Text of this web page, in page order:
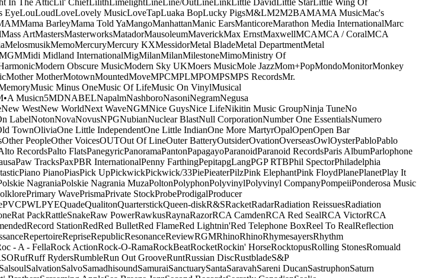
In The AtticLil' ChiefLilithLimelightLineLine/OutLineLinkLittle DavidLittle StarLittle Wing Of
EyeLouLoudLoveLovely MusicLoveTapLuaka BopLucky PigsM&LM2M2BAMAMA MusicMac's
Mama BarleyMama Told YaMangoManhattanManic EarsManticoreMarathon Media InternationalMarc
Mass ArtMastersMasterworksMatadorMausoleumMaverickMax ErnstMaxwellMCAMCA / CoralMCA
MelosmusikMemoMercuryMercury KXMessidorMetal BladeMetal DepartmentMetal
Midi Midland InternationalMigMilanMilanMilestoneMimoMinistry Of
Modern Obscure MusicModern Sky UKMoers MusicMole JazzMom+PopMondoMonitorMonkey
Mother MotherMotownMountedMoveMPCMPLMPOMPSMPS RecordsMr.
Music Minus OneMusic Of LifeMusic On VinylMusical
Musicn5MDNABELNapalmNashboroNasoniNegramNegusa
New WestNew WorldNext WaveNGMNice GuysNice LifeNikitin Music GroupNinja TuneNo
LabelNotonNovaNovusNPGNubianNuclear BlastNull CorporationNumber One EssentialsNumero
TownOliviaOne Little IndependentOne Little IndianOne More MartyrOpalOpenOpen Bar
Other PeopleOther VoicesOUTOut Of LineOuter BatteryOutsiderOvationOverseasOwlOysterPabloPablo
RecordsPalto FlatsPanegyricPanoramaPantonPapagayoParanoidParanoid RecordsParis AlbumParlophone
Paw TracksPaxPBR InternationalPenny FarthingPepitapgLangPGP RTBPhil SpectorPhiladelphia
Piano PianoPiasPick UpPickwickPickwick/33PiePieaterPilzPink ElephantPink FloydPlanePlanetPlay It
NagraniaPolskie Nagrania MuzaPoltonPolyphonPolyvinylPolyvinyl CompanyPompeiiPonderosa Music
Primary WavePrismaPrivate StockProbeProdigalProducer
PVCPWLPYEQuadeQualitonQuarterstickQueen-diskR&SRacketRadarRadiation ReissuesRadiation
Rat PackRattleSnakeRaw PowerRawkusRaynaRazorRCA CamdenRCA Red SealRCA VictorRCA
Record StationRedRed BulletRed FlameRed Lightnin'Red Telephone BoxReel To RealReflection
RepertoireRepriseRepublicResonanceReviewRGMRhinoRhinoRhymesayersRhythm
- A - FellaRock ActionRock-O-RamaRockBeatRocketRockin' HorseRocktopusRolling StonesRomuald
RufRuff RydersRumbleRun Out GrooveRuntRussian DiscRustbladeS&P
SalsoulSalvationSalvoSamadhisoundSamuraiSanctuarySantaSaravahSareni DucanSastruphonSaturn